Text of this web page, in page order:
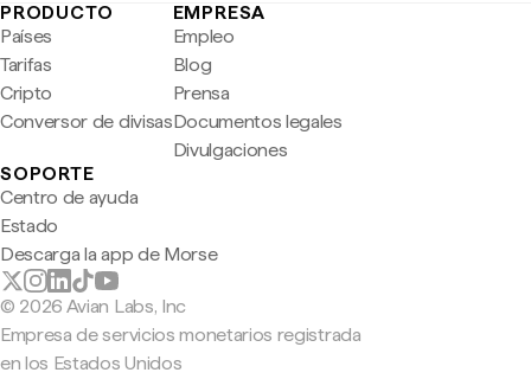
PRODUCTO
Países
Tarifas
Cripto
Conversor de divisas
EMPRESA
Empleo
Blog
Prensa
Documentos legales
Divulgaciones
SOPORTE
Centro de ayuda
Estado
Descarga la app de Morse
© 2026 Avian Labs, Inc
Empresa de servicios monetarios registrada
en los Estados Unidos